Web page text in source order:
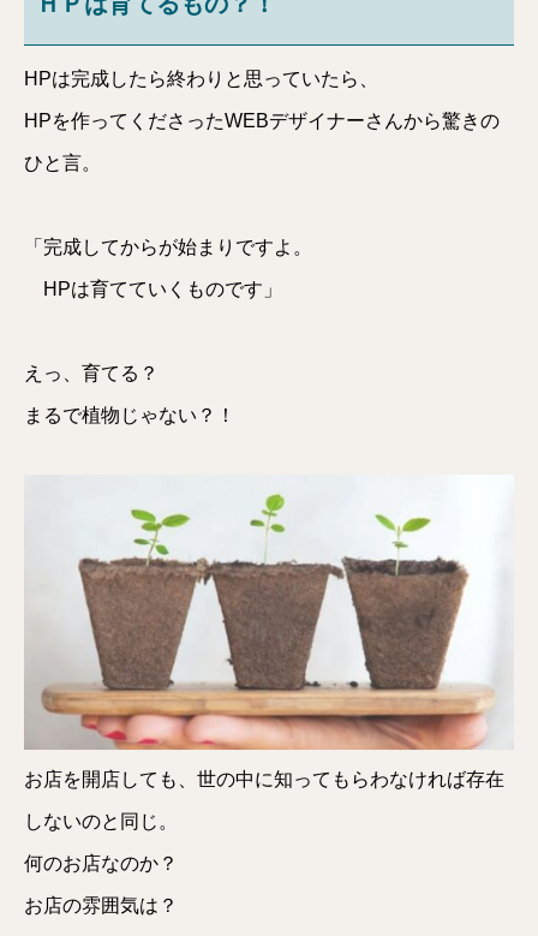
HPは完成したら終わりと思っていたら、
HPを作ってくださったWEBデザイナーさんから驚きの
ひと言。
「完成してからが始まりですよ。
HPは育てていくものです」
えっ、育てる？
まるで植物じゃない？！
お店を開店しても、世の中に知ってもらわなければ存在
しないのと同じ。
何のお店なのか？
お店の雰囲気は？